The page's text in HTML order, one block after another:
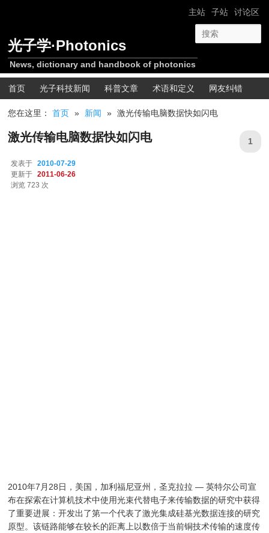
网站导航
主站 子站 讨论区
光子学·Photonics
News, dictionary and handbook of photonics
主菜单
首页 光子科技新闻 科普文章 术语和定义 网友纠错
您在这里：首页 » 新闻 » 激光传输电脑数据快如闪电
激光传输电脑数据快如闪电
发表于
2010-07-29
更新于
2011-06-26
浏览 723 次
1
2010年7月28日，美国，加利福尼亚州，圣克拉拉 — 英特尔公司宣
布在探索在计算机技术中使用光束代替电子来传输数据的研究中获得
了重要进展：开发出了第一个代表了激光集成硅基光数据连接的研究
原型。该链路能够在较长的距离上以数倍于当前铜技术传输的速度传